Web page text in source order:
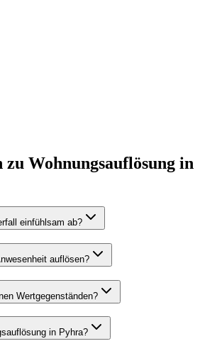
zu Wohnungsauflösung in
einfühlsam ab?
auflösen?
Wertgegenständen?
in Pyhra?